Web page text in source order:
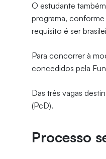
O estudante
programa,
requisito é ser
Para concorrer à
concedidos pela
Das três vagas
(PcD).
Processo